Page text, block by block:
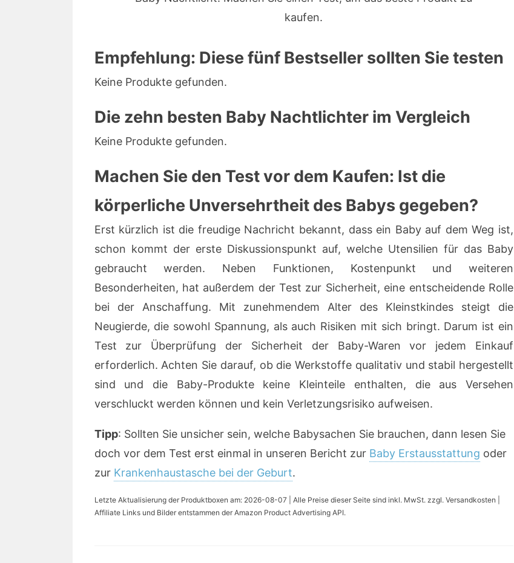
kaufen.
Empfehlung: Diese fünf Bestseller sollten Sie testen
Keine Produkte gefunden.
Die zehn besten Baby Nachtlichter im Vergleich
Keine Produkte gefunden.
Machen Sie den Test vor dem Kaufen: Ist die
körperliche Unversehrtheit des Babys gegeben?
Erst kürzlich ist die freudige Nachricht bekannt, dass ein Baby auf dem Weg ist,
schon kommt der erste Diskussionspunkt auf, welche Utensilien für das Baby
gebraucht werden. Neben Funktionen, Kostenpunkt und weiteren
Besonderheiten, hat außerdem der Test zur Sicherheit, eine entscheidende Rolle
bei der Anschaffung. Mit zunehmendem Alter des Kleinstkindes steigt die
Neugierde, die sowohl Spannung, als auch Risiken mit sich bringt. Darum ist ein
Test zur Überprüfung der Sicherheit der Baby-Waren vor jedem Einkauf
erforderlich. Achten Sie darauf, ob die Werkstoffe qualitativ und stabil hergestellt
sind und die Baby-Produkte keine Kleinteile enthalten, die aus Versehen
verschluckt werden können und kein Verletzungsrisiko aufweisen.
Tipp: Sollten Sie unsicher sein, welche Babysachen Sie brauchen, dann lesen Sie
doch vor dem Test erst einmal in unseren Bericht zur Baby Erstausstattung oder
zur Krankenhaustasche bei der Geburt.
Letzte Aktualisierung der Produktboxen am: 2026-08-07 | Alle Preise dieser Seite sind inkl. MwSt. zzgl. Versandkosten |
Affiliate Links und Bilder entstammen der Amazon Product Advertising API.